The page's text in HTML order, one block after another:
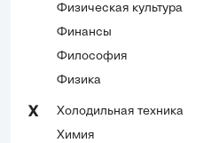
Физическая культура
Финансы
Философия
Физика
Х
Холодильная техника
Химия